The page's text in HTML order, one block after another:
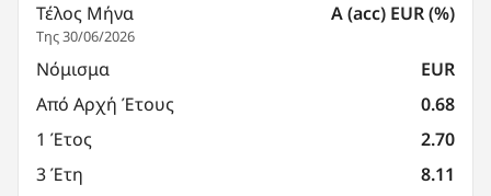
Τέλος Μήνα
Της 30/06/2026
A (acc) EUR (%)
Νόμισμα
EUR
Από Αρχή Έτους
0.68
1 Έτος
2.70
3 Έτη
8.11